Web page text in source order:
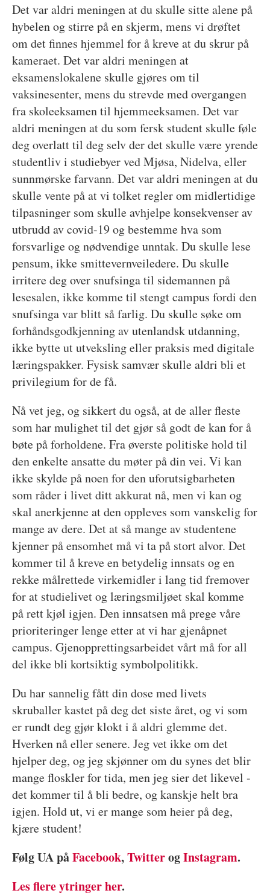
Det var aldri meningen at du skulle sitte alene på
hybelen og stirre på en skjerm, mens vi drøftet
om det finnes hjemmel for å kreve at du skrur på
kameraet. Det var aldri meningen at
eksamenslokalene skulle gjøres om til
vaksinesenter, mens du strevde med overgangen
fra skoleeksamen til hjemmeeksamen. Det var
aldri meningen at du som fersk student skulle føle
deg overlatt til deg selv der det skulle være yrende
studentliv i studiebyer ved Mjøsa, Nidelva, eller
sunnmørske farvann. Det var aldri meningen at du
skulle vente på at vi tolket regler om midlertidige
tilpasninger som skulle avhjelpe konsekvenser av
utbrudd av covid-19 og bestemme hva som
forsvarlige og nødvendige unntak. Du skulle lese
pensum, ikke smittevernveiledere. Du skulle
irritere deg over snufsinga til sidemannen på
lesesalen, ikke komme til stengt campus fordi den
snufsinga var blitt så farlig. Du skulle søke om
forhåndsgodkjenning av utenlandsk utdanning,
ikke bytte ut utveksling eller praksis med digitale
læringspakker. Fysisk samvær skulle aldri bli et
privilegium for de få.
Nå vet jeg, og sikkert du også, at de aller fleste
som har mulighet til det gjør så godt de kan for å
bøte på forholdene. Fra øverste politiske hold til
den enkelte ansatte du møter på din vei. Vi kan
ikke skylde på noen for den uforutsigbarheten
som råder i livet ditt akkurat nå, men vi kan og
skal anerkjenne at den oppleves som vanskelig for
mange av dere. Det at så mange av studentene
kjenner på ensomhet må vi ta på stort alvor. Det
kommer til å kreve en betydelig innsats og en
rekke målrettede virkemidler i lang tid fremover
for at studielivet og læringsmiljøet skal komme
på rett kjøl igjen. Den innsatsen må prege våre
prioriteringer lenge etter at vi har gjenåpnet
campus. Gjenopprettingsarbeidet vårt må for all
del ikke bli kortsiktig symbolpolitikk.
Du har sannelig fått din dose med livets
skruballer kastet på deg det siste året, og vi som
er rundt deg gjør klokt i å aldri glemme det.
Hverken nå eller senere. Jeg vet ikke om det
hjelper deg, og jeg skjønner om du synes det blir
mange floskler for tida, men jeg sier det likevel -
det kommer til å bli bedre, og kanskje helt bra
igjen. Hold ut, vi er mange som heier på deg,
kjære student!
Følg UA påFacebook,TwitterogInstagram.
Les flere ytringer her.